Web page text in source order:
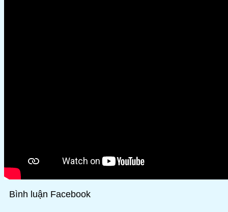
Bình luận Facebook